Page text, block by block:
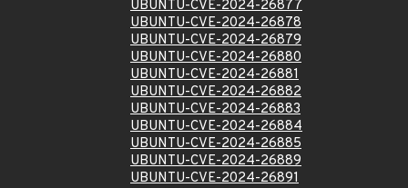
UBUNTU-CVE-2024-26877
UBUNTU-CVE-2024-26878
UBUNTU-CVE-2024-26879
UBUNTU-CVE-2024-26880
UBUNTU-CVE-2024-26881
UBUNTU-CVE-2024-26882
UBUNTU-CVE-2024-26883
UBUNTU-CVE-2024-26884
UBUNTU-CVE-2024-26885
UBUNTU-CVE-2024-26889
UBUNTU-CVE-2024-26891